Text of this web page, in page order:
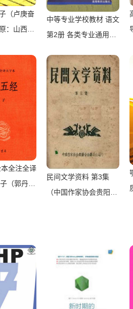
（卢庚奋
：山西人
中等专业学校教材 语文
第2册 各类专业通用
文教材编写组， 胡大奎
主编， 胡大奎）（北
京：高等教育出版社
1989）
全注全译
（郭丹译
民间文学资料 第3集
（中国作家协会贵阳分